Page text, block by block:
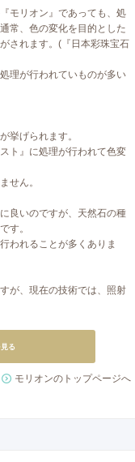
モリオン』であっても、処
常、色の変化を目的とした
されます。(『日本彩珠宝石
理が行われていものが多い
挙げられます。
ト』に処理が行われて色変
せん。
良いのですが、天然石の種
す。
われることが多くありま
が、現在の技術では、照射
る
モリオンのトップページへ